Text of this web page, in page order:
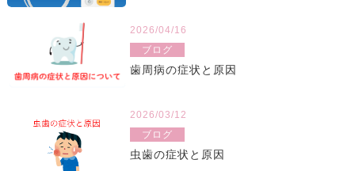
2026/04/16
ブログ
歯周病の症状と原因
2026/03/12
ブログ
虫歯の症状と原因